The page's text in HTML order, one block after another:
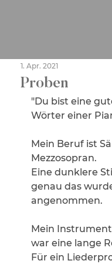
Proben
1. Apr. 2021
"Du bist eine
Wörter einer
Mein Beruf ist
Mezzosopran.
Eine dunklere
genau das
angenommen.
Mein Instrument
war eine lange
Für ein